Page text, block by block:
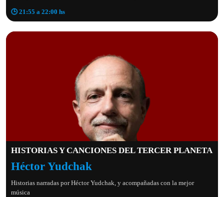
🕒 21:55 a 22:00 hs
HISTORIAS Y CANCIONES DEL TERCER PLANETA
Héctor Yudchak
Historias narradas por Héctor Yudchak, y acompañadas con la mejor
música